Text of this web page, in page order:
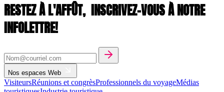
RESTEZ À L'AFFÛT, INSCRIVEZ-VOUS À NOTRE
INFOLETTRE!
Nos espaces Web
VisiteursRéunions et congrèsProfessionnels du voyageMédias